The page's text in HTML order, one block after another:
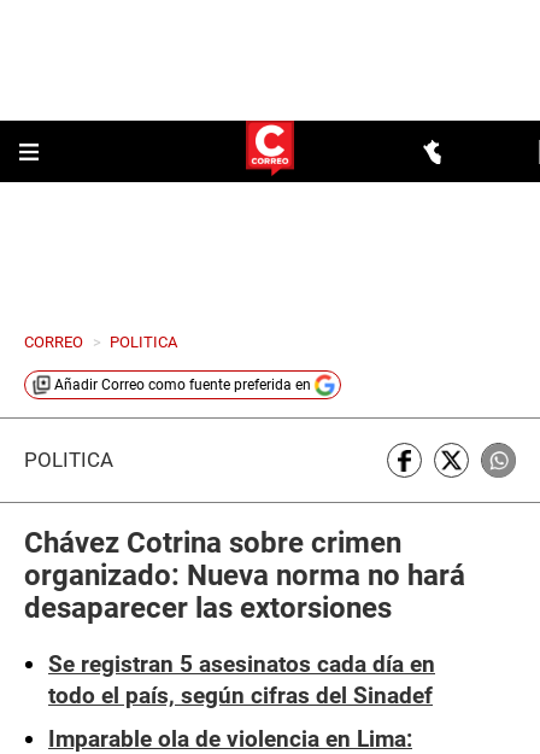
CORREO > POLITICA
Añadir Correo como fuente preferida en
POLÍTICA
Chávez Cotrina sobre crimen
organizado: Nueva norma no hará
desaparecer las extorsiones
Se registran 5 asesinatos cada día en
todo el país, según cifras del Sinadef
Imparable ola de violencia en Lima: